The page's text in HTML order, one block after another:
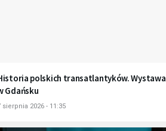
polskich transatlantyków. Wystawa
Gdańsku
sierpnia 2026 - 11:35